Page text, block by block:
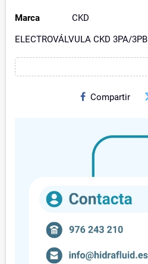
Marca
CKD
ELECTROVÁLVULA CKD 3PA/3PB
Compartir